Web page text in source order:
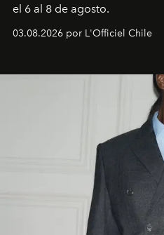
el 6 al 8 de agosto.
03.08.2026 por L'Officiel Chile